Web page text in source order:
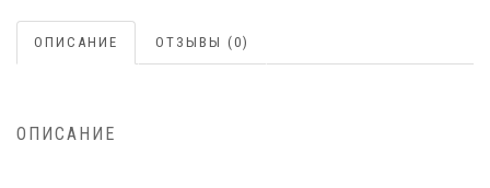
ОПИСАНИЕ ОТЗЫВЫ (0)
ОПИСАНИЕ